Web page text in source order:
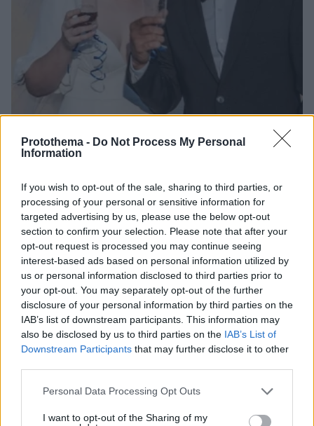
Protothema - Do Not Process My Personal
Information
If you wish to opt-out of the sale, sharing to third parties, or
processing of your personal or sensitive information for
targeted advertising by us, please use the below opt-out
section to confirm your selection. Please note that after your
opt-out request is processed you may continue seeing
interest-based ads based on personal information utilized by
us or personal information disclosed to third parties prior to
your opt-out. You may separately opt-out of the further
disclosure of your personal information by third parties on the
IAB’s list of downstream participants. This information may
also be disclosed by us to third parties on the IAB’s List of
Downstream Participants that may further disclose it to other
Please note that this website/app uses one or more Google
not limited to your visit or usage behaviour. You may click to
Personal Data Processing Opt Outs
I want to opt-out of the Sharing of my
Η απουσία μέσα στη νύχτα και η λεπτομέρεια στα
μηνύματα: Πώς η σύζυγος του Αφγανού ξεκίνησε
να τον υποπτεύεται για τη δολοφονία της
Βρετανίδας στην Κυψέλη